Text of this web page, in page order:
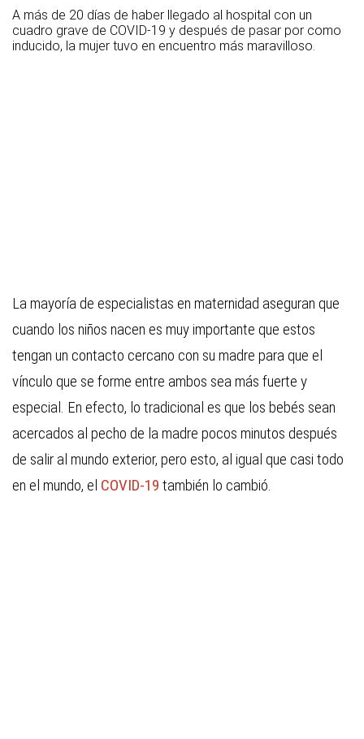
A más de 20 días de haber llegado al hospital con un
cuadro grave de COVID-19 y después de pasar por como
inducido, la mujer tuvo en encuentro más maravilloso.
La mayoría de especialistas en maternidad aseguran que
cuando los niños nacen es muy importante que estos
tengan un contacto cercano con su madre para que el
vínculo que se forme entre ambos sea más fuerte y
especial. En efecto, lo tradicional es que los bebés sean
acercados al pecho de la madre pocos minutos después
de salir al mundo exterior, pero esto, al igual que casi todo
en el mundo, el COVID-19 también lo cambió.